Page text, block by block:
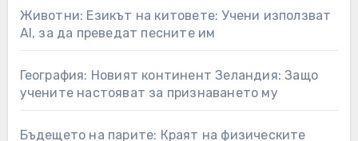
Животни: Езикът на китовете: Учени използват
AI, за да преведат песните им
География: Новият континент Зеландия: Защо
учените настояват за признаването му
Бъдещето на парите: Краят на физическите